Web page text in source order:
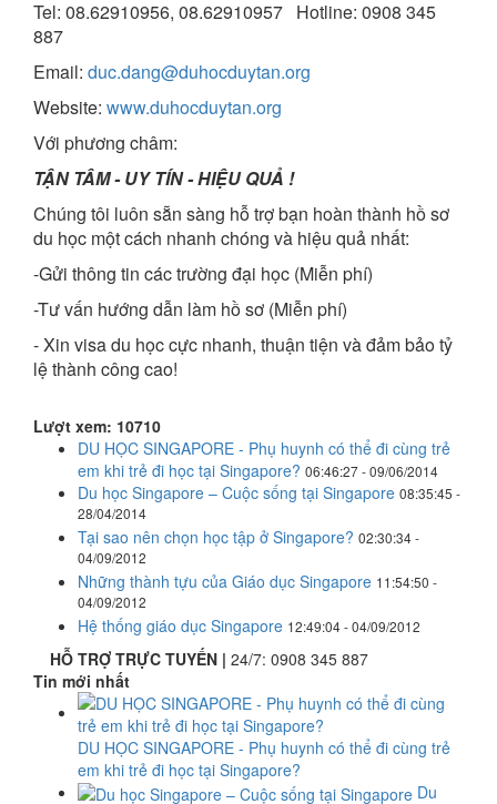
Tel: 08.62910956, 08.62910957 Hotline: 0908 345
887
Email: duc.dang@duhocduytan.org
Website: www.duhocduytan.org
Với phương châm:
TẬN TÂM - UY TÍN - HIỆU QUẢ !
Chúng tôi luôn sẵn sàng hỗ trợ bạn hoàn thành hồ sơ
du học một cách nhanh chóng và hiệu quả nhất:
-Gửi thông tin các trường đại học (Miễn phí)
-Tư vấn hướng dẫn làm hồ sơ (Miễn phí)
- Xin visa du học cực nhanh, thuận tiện và đảm bảo tỷ
lệ thành công cao!
Lượt xem: 10710
DU HỌC SINGAPORE - Phụ huynh có thể đi cùng trẻ
em khi trẻ đi học tại Singapore? 06:46:27 - 09/06/2014
Du học Singapore – Cuộc sống tại Singapore 08:35:45 -
28/04/2014
Tại sao nên chọn học tập ở Singapore? 02:30:34 -
04/09/2012
Những thành tựu của Giáo dục Singapore 11:54:50 -
04/09/2012
Hệ thống giáo dục Singapore 12:49:04 - 04/09/2012
HỖ TRỢ TRỰC TUYẾN | 24/7: 0908 345 887
Tin mới nhất
DU HỌC SINGAPORE - Phụ huynh có thể đi cùng trẻ
em khi trẻ đi học tại Singapore?
Du